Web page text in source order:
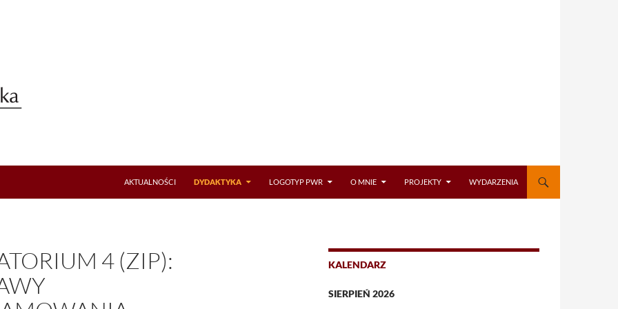
AKTUALNOŚCI DYDAKTYKA LOGOTYP PWR O MNIE PROJEKTY WYDARZENIA
4 (ZIP):
KALENDARZ
SIERPIEŃ 2026